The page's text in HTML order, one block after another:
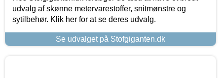
udvalg af skønne metervarestoffer, snitmønstre og
sytilbehør. Klik her for at se deres udvalg.
Se udvalget på Stofgiganten.dk